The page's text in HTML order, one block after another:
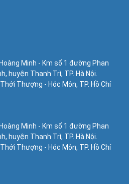
Minh - Km số 1 đường Phan
huyện Thanh Trì, TP. Hà Nội.
Thượng - Hóc Môn, TP. Hồ Chí
Minh - Km số 1 đường Phan
huyện Thanh Trì, TP. Hà Nội.
Thượng - Hóc Môn, TP. Hồ Chí